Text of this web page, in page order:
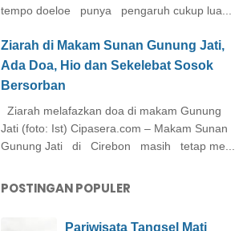
tempo doeloe punya pengaruh cukup lua...
Ziarah di Makam Sunan Gunung Jati,
Ada Doa, Hio dan Sekelebat Sosok
Bersorban
Ziarah melafazkan doa di makam Gunung
Jati (foto: Ist) Cipasera.com – Makam Sunan
Gunung Jati di Cirebon masih tetap me...
POSTINGAN POPULER
Pariwisata Tangsel Mati